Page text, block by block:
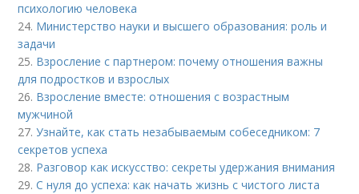
психологию человека
24. Министерство науки и высшего образования: роль и
задачи
25. Взросление с партнером: почему отношения важны
для подростков и взрослых
26. Взросление вместе: отношения с возрастным
мужчиной
27.Узнайте, как стать незабываемым собеседником: 7
секретов успеха
28. Разговор как искусство: секреты удержания внимания
29.С нуля до успеха: как начать жизнь с чистого листа